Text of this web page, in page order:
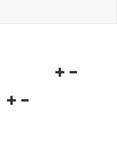
Navigationsmenü